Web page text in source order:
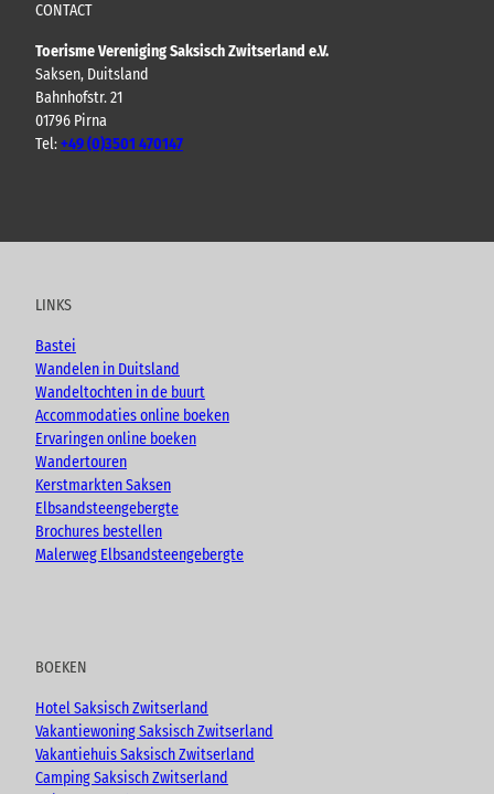
CONTACT
Toerisme Vereniging Saksisch Zwitserland e.V.
Saksen, Duitsland
Bahnhofstr. 21
01796 Pirna
Tel:+49 (0)3501 470147
u
b
e
c
o
k
s
a
m
o
LINKS
Bastei
Wandelen in Duitsland
Wandeltochten in de buurt
Accommodaties online boeken
Ervaringen online boeken
Wandertouren
Kerstmarkten Saksen
Elbsandsteengebergte
Brochures bestellen
Malerweg Elbsandsteengebergte
BOEKEN
Hotel Saksisch Zwitserland
Vakantiewoning Saksisch Zwitserland
Vakantiehuis Saksisch Zwitserland
Camping Saksisch Zwitserland